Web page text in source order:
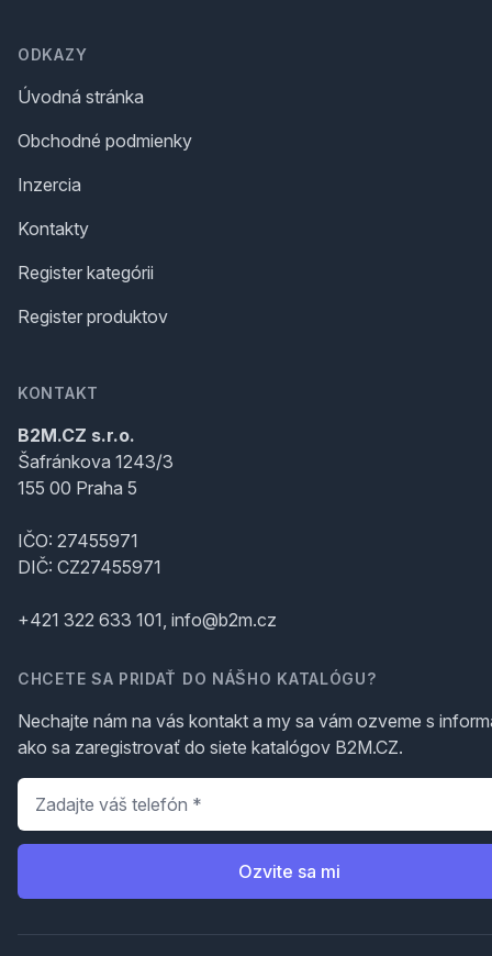
ODKAZY
Úvodná stránka
Obchodné podmienky
Inzercia
Kontakty
Register kategórii
Register produktov
KONTAKT
B2M.CZ s.r.o.
Šafránkova 1243/3
155 00 Praha 5
IČO: 27455971
DIČ: CZ27455971
+421 322 633 101, info@b2m.cz
CHCETE SA PRIDAŤ DO NÁŠHO KATALÓGU?
Nechajte nám na vás kontakt a my sa vám ozveme s
ako sa zaregistrovať do siete katalógov B2M.CZ.
Telefón
Ozvite sa mi